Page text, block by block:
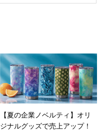
【夏の企業ノベルティ】オリ
ジナルグッズで売上アップ！